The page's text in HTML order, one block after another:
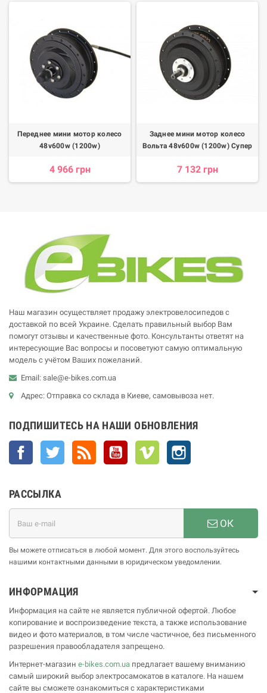
Переднее мини мотор колесо
48v600w (1200w)
4 966 грн
Заднее мини мотор колесо
Вольта 48v600w (1200w) Супер
7 132 грн
Наш магазин осуществляет продажу электровелосипедов с
доставкой по всей Украине. Сделать правильный выбор Вам
помогут отзывы и качественные фото. Консультанты ответят на
интересующие Вас вопросы и посоветуют самую оптимальную
модель с учётом Ваших пожеланий.
Email: sale@e-bikes.com.ua
Адрес: Отправка со склада в Киеве, самовывоза нет.
ПОДПИШИТЕСЬ НА НАШИ ОБНОВЛЕНИЯ
Facebook Twitter YouTube Vimeo
РАССЫЛКА
ОК
Вы можете отписаться в любой момент. Для этого воспользуйтесь
нашими контактными данными в юридическом уведомлении.
ИНФОРМАЦИЯ
Информация на сайте не является публичной офертой. Любое
копирование и воспроизведение текста, а также использование
видео и фото материалов, в том числе частичное, без письменного
разрешения правообладателя запрещено.
Интернет-магазин e-bikes.com.ua предлагает вашему вниманию
самый широкий выбор электросамокатов в каталоге. На нашем
сайте вы сможете ознакомиться с характеристиками